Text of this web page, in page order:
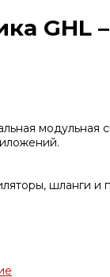
GHL
шланги и